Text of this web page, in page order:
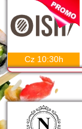
Cz 10:30h